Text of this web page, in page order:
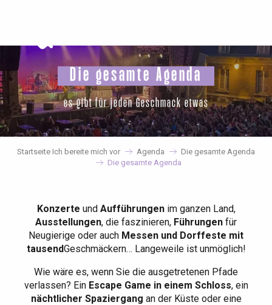
principal
Die gesamte Agenda
es gibt für jeden Geschmack etwas
Startseite Ich bereite mich vor Agenda
Die gesamte Agenda
Die gesamte Agenda
Konzerte und Aufführungenim ganzen Land,
Ausstellungen, die faszinieren, Führungen für
Neugierige oder auch Messen und Dorffeste mit
tausendGeschmäckern… Langeweile ist unmöglich!
Wie wäre es, wenn Sie die ausgetretenen Pfade
verlassen? EinEscape Game in einem Schloss, ein
nächtlicher Spaziergang an der Küste oder eine